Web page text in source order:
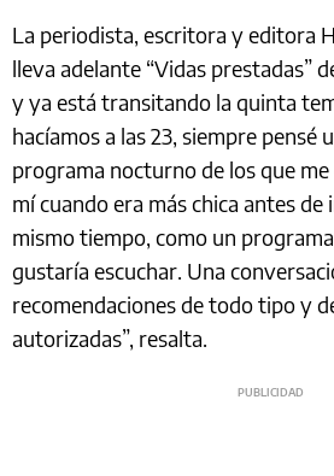
La periodista, escritora y editora
lleva adelante “Vidas prestadas”
y ya está transitando la quinta
hacíamos a las 23, siempre pensé
programa nocturno de los que
mí cuando era más chica antes de
mismo tiempo, como un
gustaría escuchar. Una
recomendaciones de todo tipo y
autorizadas”, resalta.